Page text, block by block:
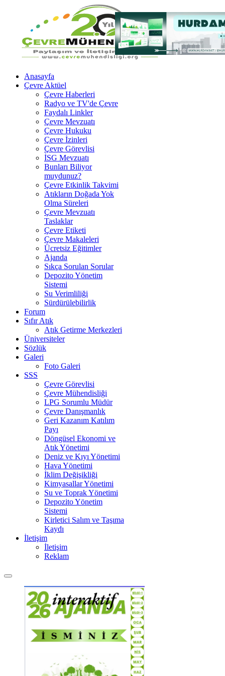
Anasayfa
Çevre Aktüel
Çevre Haberleri
Radyo ve TV'de Çevre
Faydalı Linkler
Çevre Mevzuatı
Çevre Hukuku
Çevre İzinleri
Çevre Görevlisi
İSG Mevzuatı
Bunları Biliyor
muydunuz?
Çevre Etkinlik Takvimi
Atıkların Doğada Yok
Olma Süreleri
Çevre Mevzuatı
Taslaklar
Çevre Etiketi
Çevre Makaleleri
Ücretsiz Eğitimler
Ajanda
Sıkça Sorulan Sorular
Depozito Yönetim
Sistemi
Su Verimliliği
Sürdürülebilirlik
Forum
Sıfır Atık
Atık Getirme Merkezleri
Üniversiteler
Sözlük
Galeri
Foto Galeri
SSS
Çevre Görevlisi
Çevre Mühendisliği
LPG Sorumlu Müdür
Çevre Danışmanlık
Geri Kazanım Katılım
Payı
Döngüsel Ekonomi ve
Atık Yönetimi
Deniz ve Kıyı Yönetimi
Hava Yönetimi
İklim Değişikliği
Kimyasallar Yönetimi
Su ve Toprak Yönetimi
Depozito Yönetim
Sistemi
Kirletici Salım ve Taşıma
Kaydı
İletişim
İletişim
Reklam